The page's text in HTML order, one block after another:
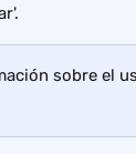
sobre el